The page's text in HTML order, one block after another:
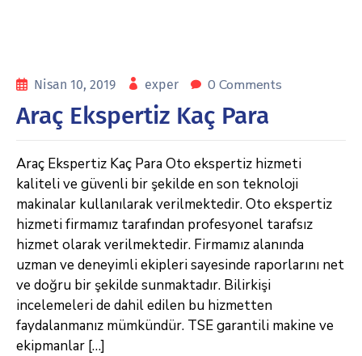
Nisan 10, 2019 exper 0 Comments
Araç Ekspertiz Kaç Para
Araç Ekspertiz Kaç Para Oto ekspertiz hizmeti
kaliteli ve güvenli bir şekilde en son teknoloji
makinalar kullanılarak verilmektedir. Oto ekspertiz
hizmeti firmamız tarafından profesyonel tarafsız
hizmet olarak verilmektedir. Firmamız alanında
uzman ve deneyimli ekipleri sayesinde raporlarını net
ve doğru bir şekilde sunmaktadır. Bilirkişi
incelemeleri de dahil edilen bu hizmetten
faydalanmanız mümkündür. TSE garantili makine ve
ekipmanlar […]